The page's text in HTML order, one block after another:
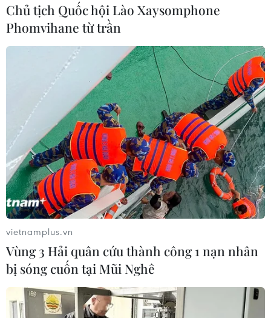
Chủ tịch Quốc hội Lào Xaysomphone
Phomvihane từ trần
vietnamplus.vn
Vùng 3 Hải quân cứu thành công 1 nạn nhân
bị sóng cuốn tại Mũi Nghê